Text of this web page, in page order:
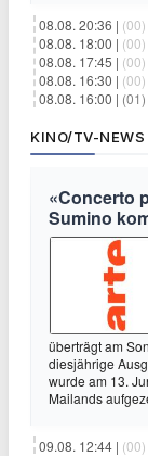
08.08. 20:36 | (00)
08.08. 18:00 | (00)
08.08. 17:45 | (00)
08.08. 16:30 | (00)
08.08. 16:00 | (01)
KINO/TV-NEWS
«Concerto
Sumino
überträgt am
diesjährige
wurde am 13.
Mailands
09.08. 12:44 | (00)